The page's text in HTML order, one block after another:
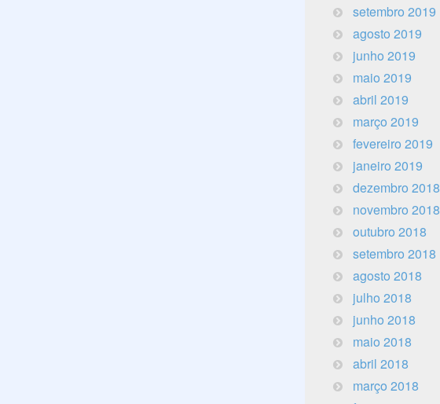
setembro 2019
agosto 2019
junho 2019
maio 2019
abril 2019
março 2019
fevereiro 2019
janeiro 2019
dezembro 2018
novembro 2018
outubro 2018
setembro 2018
agosto 2018
julho 2018
junho 2018
maio 2018
abril 2018
março 2018